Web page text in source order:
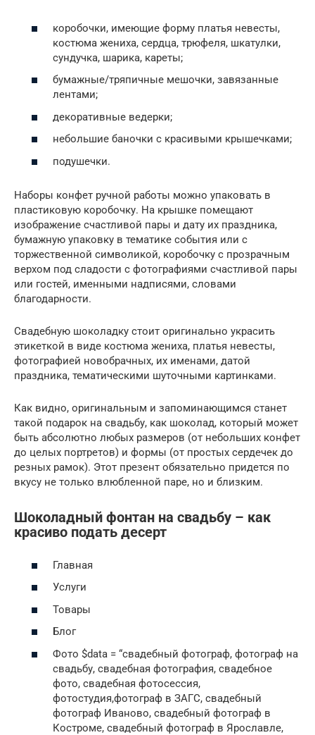
коробочки, имеющие форму платья невесты,
костюма жениха, сердца, трюфеля, шкатулки,
сундучка, шарика, кареты;
бумажные/тряпичные мешочки, завязанные
лентами;
декоративные ведерки;
небольшие баночки с красивыми крышечками;
подушечки.
Наборы конфет ручной работы можно упаковать в
пластиковую коробочку. На крышке помещают
изображение счастливой пары и дату их праздника,
бумажную упаковку в тематике события или с
торжественной символикой, коробочку с прозрачным
верхом под сладости с фотографиями счастливой пары
или гостей, именными надписями, словами
благодарности.
Свадебную шоколадку стоит оригинально украсить
этикеткой в виде костюма жениха, платья невесты,
фотографией новобрачных, их именами, датой
праздника, тематическими шуточными картинками.
Как видно, оригинальным и запоминающимся станет
такой подарок на свадьбу, как шоколад, который может
быть абсолютно любых размеров (от небольших конфет
до целых портретов) и формы (от простых сердечек до
резных рамок). Этот презент обязательно придется по
вкусу не только влюбленной паре, но и близким.
Шоколадный фонтан на свадьбу – как
красиво подать десерт
Главная
Услуги
Товары
Блог
Фото $data = “свадебный фотограф, фотограф на
свадьбу, свадебная фотография, свадебное
фото, свадебная фотосессия,
фотостудия,фотограф в ЗАГС, свадебный
фотограф Иваново, свадебный фотограф в
Костроме, свадебный фотограф в Ярославле,